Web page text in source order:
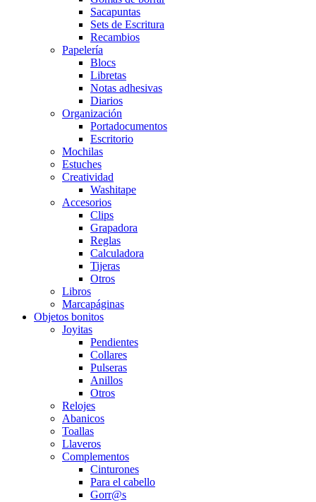
Sacapuntas
Sets de Escritura
Recambios
Papelería
Blocs
Libretas
Notas adhesivas
Diarios
Organización
Portadocumentos
Escritorio
Mochilas
Estuches
Creatividad
Washitape
Accesorios
Clips
Grapadora
Reglas
Calculadora
Tijeras
Otros
Libros
Marcapáginas
Objetos bonitos
Joyitas
Pendientes
Collares
Pulseras
Anillos
Otros
Relojes
Abanicos
Toallas
Llaveros
Complementos
Cinturones
Para el cabello
Gorr@s